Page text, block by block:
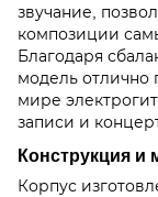
звучание,
композиции
Благодаря
модель отлично
мире
записи и
Конструкция и
Корпус